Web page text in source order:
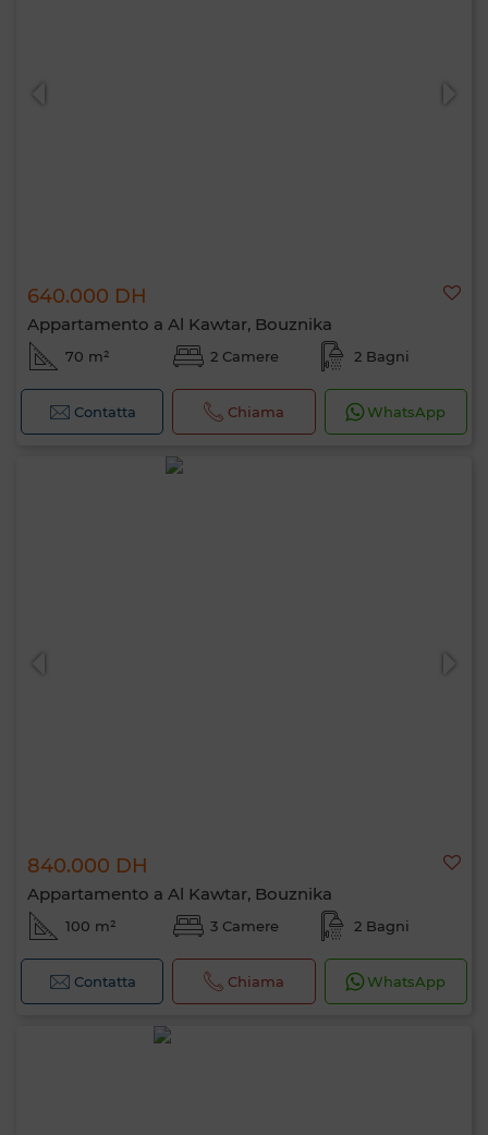
640.000 DH
Appartamento a Al Kawtar, Bouznika
70 m² 2 Camere 2 Bagni
Contatta Chiama WhatsApp
840.000 DH
Appartamento a Al Kawtar, Bouznika
100 m² 3 Camere 2 Bagni
Contatta Chiama WhatsApp